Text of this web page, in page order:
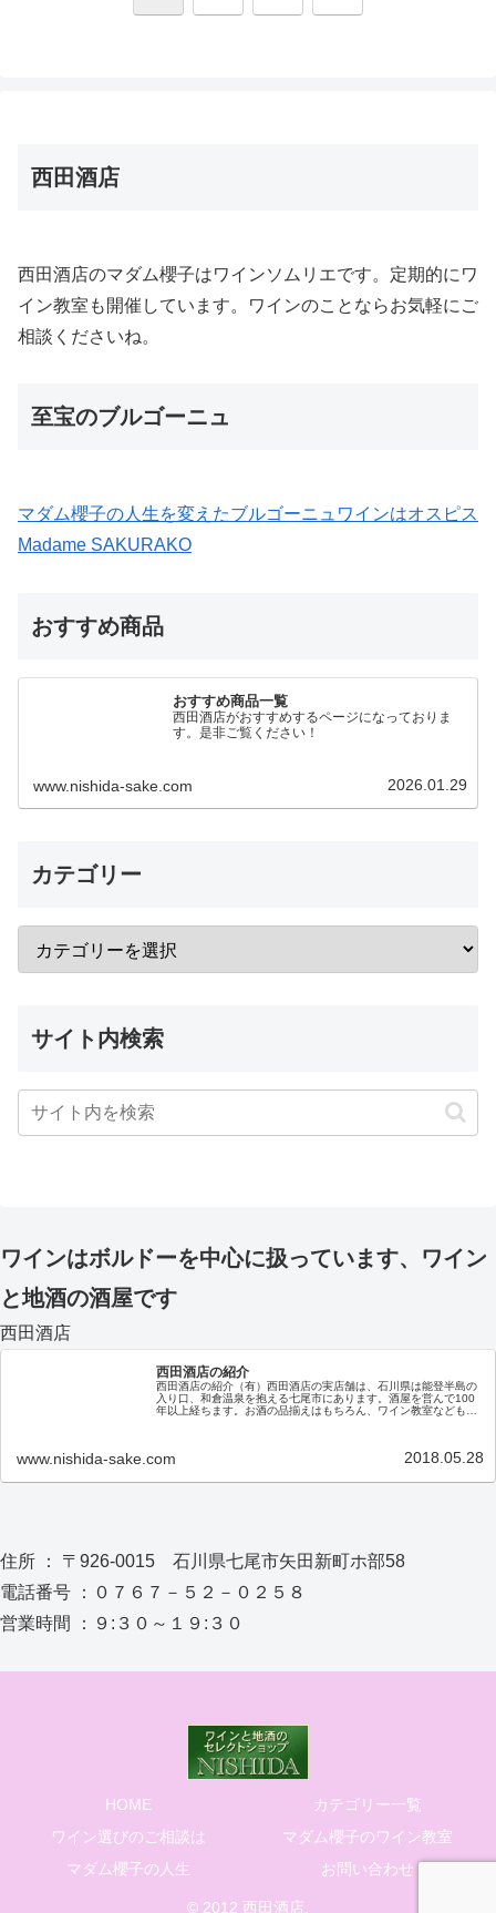
西田酒店
西田酒店のマダム櫻子はワインソムリエです。定期的にワ
イン教室も開催しています。ワインのことならお気軽にご
相談くださいね。
至宝のブルゴーニュ
マダム櫻子の人生を変えたブルゴーニュワインはオスピス
Madame SAKURAKO
おすすめ商品
おすすめ商品一覧
西田酒店がおすすめするページになっておりま
す。是非ご覧ください！
www.nishida-sake.com 2026.01.29
カテゴリー
サイト内検索
ワインはボルドーを中心に扱っています、ワイン
と地酒の酒屋です
西田酒店
西田酒店の紹介
西田酒店の紹介（有）西田酒店の実店舗は、石川県は能登半島の
入り口、和倉温泉を抱える七尾市にあります。酒屋を営んで100
年以上経ちます。お酒の品揃えはもちろん、ワイン教室なども随
www.nishida-sake.com 2018.05.28
住所 ： 〒926-0015 石川県七尾市矢田新町ホ部58
電話番号 ：０７６７－５２－０２５８
営業時間 ：９:３０～１９:３０
HOME
カテゴリー一覧
ワイン選びのご相談は
マダム櫻子のワイン教室
マダム櫻子の人生
お問い合わせ
© 2012 西田酒店.